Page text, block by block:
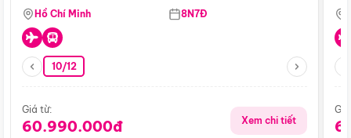
Hồ Chí Minh 8N7Đ
10/12
Giá từ:
60.990.000đ Xem chi tiết